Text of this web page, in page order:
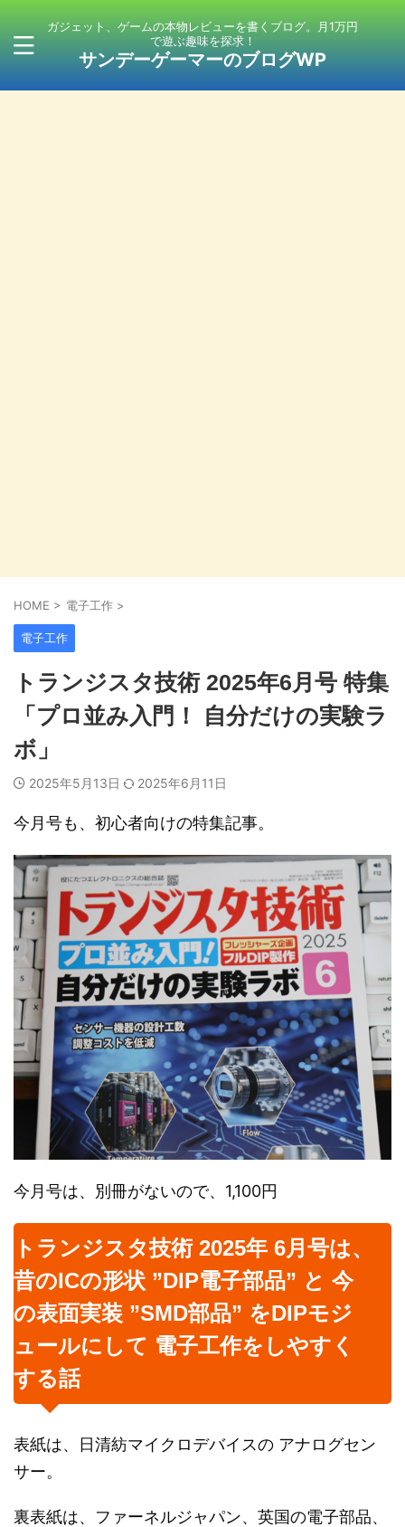
ガジェット、ゲームの本物レビューを書くブログ。月1万円
で遊ぶ趣味を探求！
サンデーゲーマーのブログWP
HOME > 電子工作 >
電子工作
トランジスタ技術 2025年6月号 特集
「プロ並み入門！ 自分だけの実験ラ
ボ」
2025年5月13日 2025年6月11日
今月号も、初心者向けの特集記事。
今月号は、別冊がないので、1,100円
トランジスタ技術 2025年 6月号は、
昔のICの形状 ”DIP電子部品” と 今
の表面実装 ”SMD部品” をDIPモジ
ュールにして 電子工作をしやすく
する話
表紙は、日清紡マイクロデバイスの アナログセン
サー。
裏表紙は、ファーネルジャパン、英国の電子部品、